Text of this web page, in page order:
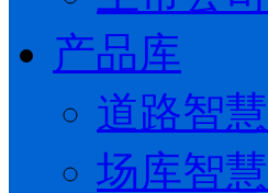
产品库
道路智
场库智